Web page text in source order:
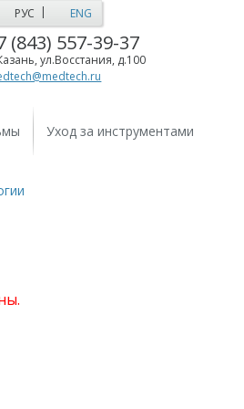
РУС | ENG
(843) 557-39-37
ул.Восстания, д.100
Уход за инструментами